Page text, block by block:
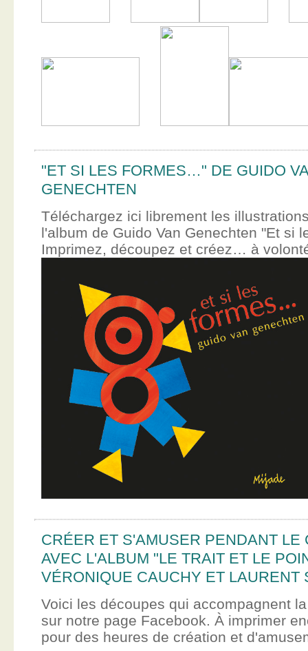
"ET SI LES FORMES…" DE GUIDO
GENECHTEN
Téléchargez ici librement les
l'album de Guido Van Genechten "Et si
Imprimez, découpez et créez… à
CRÉER ET S'AMUSER PENDANT LE
AVEC L'ALBUM "LE TRAIT ET LE
VÉRONIQUE CAUCHY ET LAURENT
Voici les découpes qui accompagnent
sur notre page Facebook. À imprimer
pour des heures de création et